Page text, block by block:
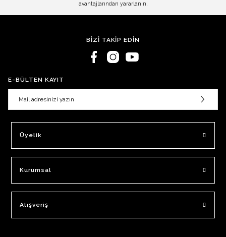
avantajlarından yararlanın.
BİZİ TAKİP EDİN
E-BÜLTEN KAYIT
Üyelik
Kurumsal
Alışveriş